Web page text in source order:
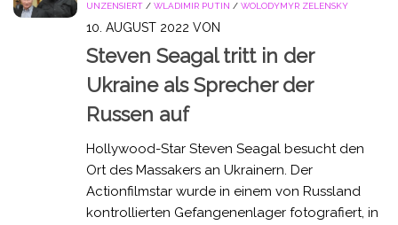
UNZENSIERT / WLADIMIR PUTIN / WOLODYMYR ZELENSKY
10. AUGUST 2022 VON
Steven Seagal tritt in der
Ukraine als Sprecher der
Russen auf
Hollywood-Star Steven Seagal besucht den
Ort des Massakers an Ukrainern. Der
Actionfilmstar wurde in einem von Russland
kontrollierten Gefangenenlager fotografiert, in